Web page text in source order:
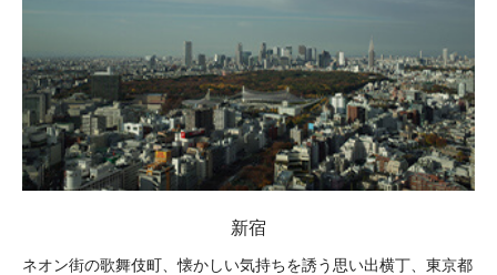
新宿
ネオン街の歌舞伎町、懐かしい気持ちを誘う思い出横丁、東京都